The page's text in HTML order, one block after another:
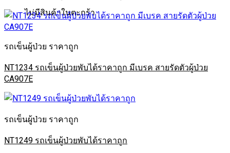
ไม่มีสินค้าในตะกร้า
รถเข็นผู้ป่วย ราคาถูก
NT1234 รถเข็นผู้ป่วยพับได้ราคาถูก มีเบรค สายรัดตัวผู้ป่วย
CA907E
รถเข็นผู้ป่วย ราคาถูก
NT1249 รถเข็นผู้ป่วยพับได้ราคาถูก